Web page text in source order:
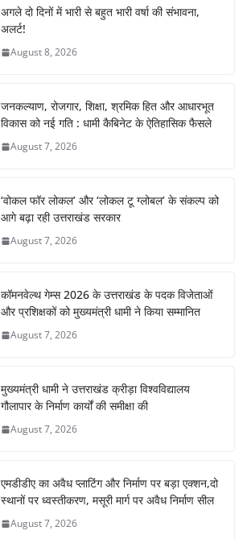
अगले दो दिनों में भारी से बहुत भारी वर्षा की संभावना,
अलर्ट!
August 8, 2026
जनकल्याण, रोजगार, शिक्षा, श्रमिक हित और आधारभूत
विकास को नई गति : धामी कैबिनेट के ऐतिहासिक फैसले
August 7, 2026
‘वोकल फॉर लोकल’ और ‘लोकल टू ग्लोबल’ के संकल्प को
आगे बढ़ा रही उत्तराखंड सरकार
August 7, 2026
कॉमनवेल्थ गेम्स 2026 के उत्तराखंड के पदक विजेताओं
और प्रशिक्षकों को मुख्यमंत्री धामी ने किया सम्मानित
August 7, 2026
मुख्यमंत्री धामी ने उत्तराखंड क्रीड़ा विश्वविद्यालय
गौलापार के निर्माण कार्यों की समीक्षा की
August 7, 2026
एमडीडीए का अवैध प्लाटिंग और निर्माण पर बड़ा एक्शन,दो
स्थानों पर ध्वस्तीकरण, मसूरी मार्ग पर अवैध निर्माण सील
August 7, 2026